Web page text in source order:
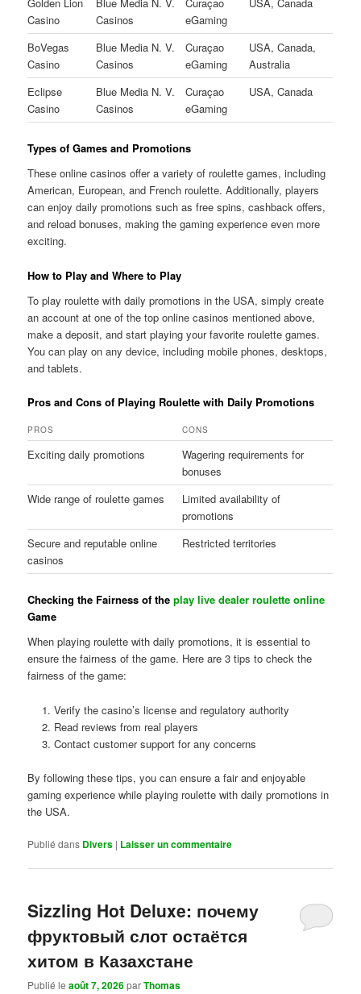
Casino
Casinos
eGaming
BoVegas
Casino
Blue Media N. V.
Casinos
Curaçao
eGaming
USA, Canada,
Australia
Eclipse
Casino
Blue Media N. V.
Casinos
Curaçao
eGaming
USA, Canada
Types of Games and Promotions
These online casinos offer a variety of roulette games, including
American, European, and French roulette. Additionally, players
can enjoy daily promotions such as free spins, cashback offers,
and reload bonuses, making the gaming experience even more
exciting.
How to Play and Where to Play
To play roulette with daily promotions in the USA, simply create
an account at one of the top online casinos mentioned above,
make a deposit, and start playing your favorite roulette games.
You can play on any device, including mobile phones, desktops,
and tablets.
Pros and Cons of Playing Roulette with Daily Promotions
PROS CONS
Exciting daily promotions
Wagering requirements for
bonuses
Wide range of roulette games
Limited availability of
promotions
Secure and reputable online
casinos
Restricted territories
Checking the Fairness of theplay live dealer roulette online
Game
When playing roulette with daily promotions, it is essential to
ensure the fairness of the game. Here are 3 tips to check the
fairness of the game:
Verify the casino’s license and regulatory authority
Read reviews from real players
Contact customer support for any concerns
By following these tips, you can ensure a fair and enjoyable
gaming experience while playing roulette with daily promotions in
the USA.
Publié dans Divers | Laisser un commentaire
Sizzling Hot Deluxe: почему
фруктовый слот остаётся
хитом в Казахстане
Publié leaoût 7, 2026parThomas